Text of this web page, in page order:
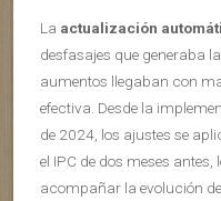
La actualización
desfasajes que generaba
aumentos llegaban con
efectiva. Desde la
de 2024, los ajustes se
el IPC de dos meses
acompañar la evolución